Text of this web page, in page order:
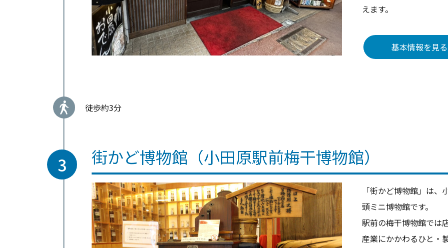
えます。
基本情報を見る
徒歩約3分
3 街かど博物館（小田原駅前梅干博物館）
「街かど博物館」は
頭ミニ博物館です。
駅前の梅干博物館では
産業にかかわるひと・